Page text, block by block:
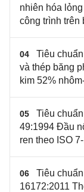
nhiên hóa
công trình trên
04
Tiêu
và thép băng
kim 52%
05
Tiêu
49:1994 Đầu
ren theo ISO
06
Tiêu
16172:2011